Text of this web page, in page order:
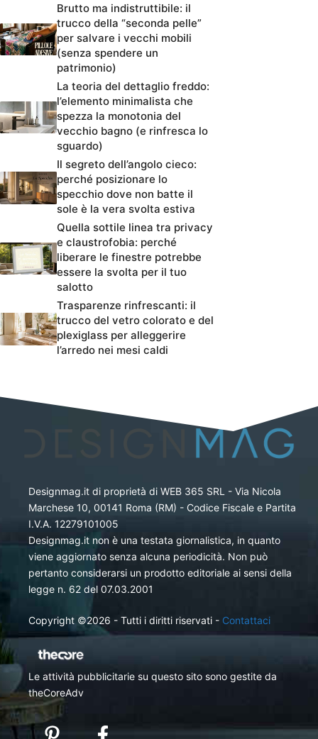
Brutto ma indistruttibile: il
trucco della “seconda pelle”
per salvare i vecchi mobili
(senza spendere un
patrimonio)
La teoria del dettaglio freddo:
l’elemento minimalista che
spezza la monotonia del
vecchio bagno (e rinfresca lo
sguardo)
Il segreto dell’angolo cieco:
perché posizionare lo
specchio dove non batte il
sole è la vera svolta estiva
Quella sottile linea tra privacy
e claustrofobia: perché
liberare le finestre potrebbe
essere la svolta per il tuo
salotto
Trasparenze rinfrescanti: il
trucco del vetro colorato e del
plexiglass per alleggerire
l’arredo nei mesi caldi
Designmag.it di proprietà di WEB 365 SRL - Via Nicola
Marchese 10, 00141 Roma (RM) - Codice Fiscale e Partita
I.V.A. 12279101005
Designmag.it non è una testata giornalistica, in quanto
viene aggiornato senza alcuna periodicità. Non può
pertanto considerarsi un prodotto editoriale ai sensi della
legge n. 62 del 07.03.2001
Copyright ©2026 - Tutti i diritti riservati - Contattaci
Le attività pubblicitarie su questo sito sono gestite da
theCoreAdv